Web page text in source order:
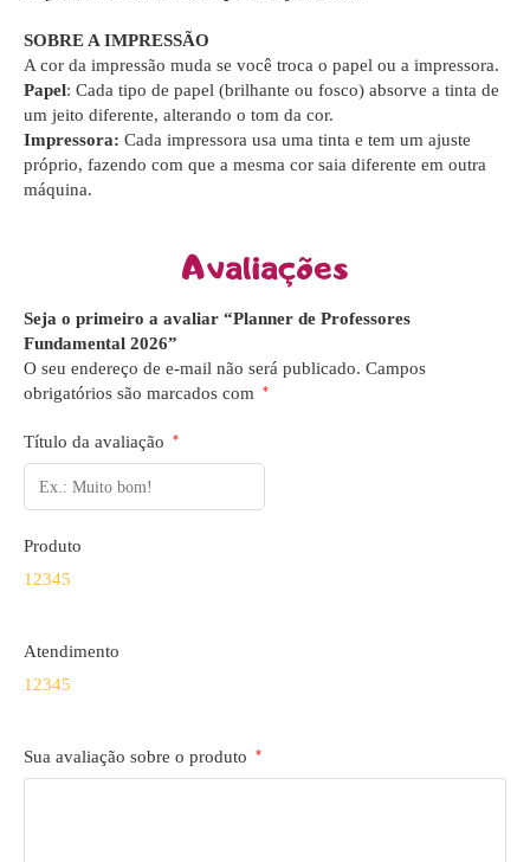
SOBRE A IMPRESSÃO
A cor da impressão muda se você troca o papel ou a impressora.
Papel: Cada tipo de papel (brilhante ou fosco) absorve a tinta de
um jeito diferente, alterando o tom da cor.
Impressora: Cada impressora usa uma tinta e tem um ajuste
próprio, fazendo com que a mesma cor saia diferente em outra
máquina.
Avaliações
Seja o primeiro a avaliar “Planner de Professores
Fundamental 2026”
O seu endereço de e-mail não será publicado. Campos
obrigatórios são marcados com
*
Título da avaliação *
Produto
12345
Atendimento
12345
Sua avaliação sobre o produto *